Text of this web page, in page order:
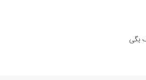
بگی